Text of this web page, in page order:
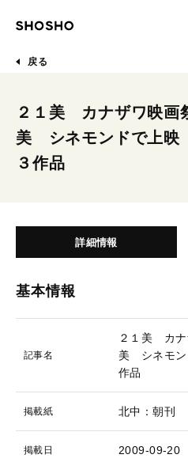
戻る
２１美 カナザワ映画
美 シネモンドで上映
３作品
詳細情報
基本情報
記事名
２１美 カナ
美 シネモン
作品
掲載紙 北中：朝刊
掲載日 2009-09-20